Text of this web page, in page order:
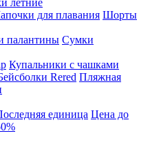
летние
для плавания Шорты
палантины Сумки
Купальники с чашками
Rered Пляжная
единица Цена до